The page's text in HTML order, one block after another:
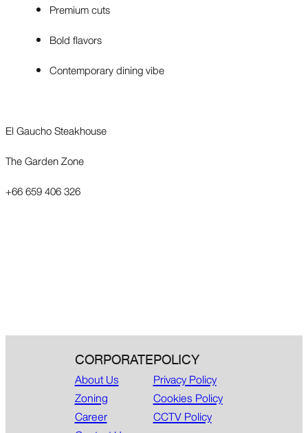
Premium cuts
Bold flavors
Contemporary dining vibe
El Gaucho Steakhouse
The Garden Zone
+66 659 406 326
CORPORATE
About Us
Zoning
Career
POLICY
Privacy Policy
Cookies Policy
CCTV Policy